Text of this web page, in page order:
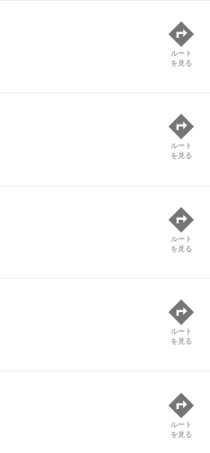
ルート
を見る
ルート
を見る
ルート
を見る
ルート
を見る
ルート
を見る